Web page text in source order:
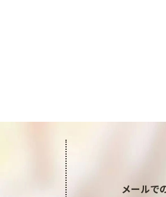
メールで